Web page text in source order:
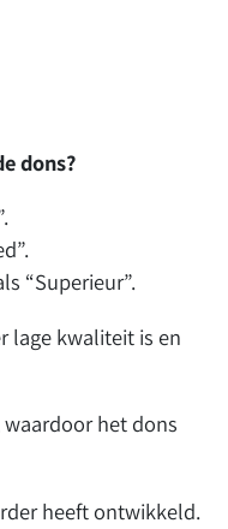
dons?
“Superieur”.
lage kwaliteit is en
het dons
heeft ontwikkeld.